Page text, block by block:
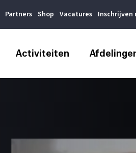
Partners Shop Vacatures Inschrijven
Activiteiten